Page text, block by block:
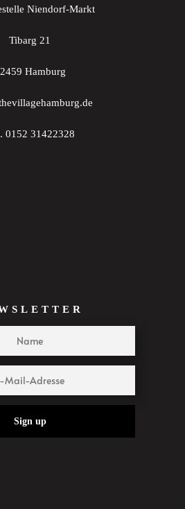
Niendorf-Markt
Tibarg 21
Hamburg
0152 31422328
Sign up